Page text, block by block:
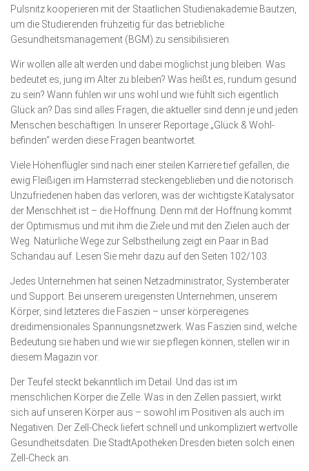
Pulsnitz kooperieren mit der Staatlichen Studienakademie Bautzen,
um die Studierenden frühzeitig für das betriebliche
Gesundheitsmanagement (BGM) zu sensibilisieren.
Wir wollen alle alt werden und dabei möglichst jung bleiben. Was
bedeutet es, jung im Alter zu bleiben? Was heißt es, rundum gesund
zu sein? Wann fühlen wir uns wohl und wie fühlt sich eigentlich
Glück an? Das sind alles Fragen, die aktueller sind denn je und jeden
Menschen beschäftigen. In unserer Reportage „Glück & Wohl­
befinden“ werden diese Fragen beantwortet.
Viele Höhenflügler sind nach einer steilen Karriere tief gefallen, die
ewig Fleißigen im Hamsterrad steckengeblieben und die notorisch
Unzufriedenen haben das verloren, was der wichtigste Katalysator
der Menschheit ist – die Hoffnung. Denn mit der Hoffnung kommt
der Optimismus und mit ihm die Ziele und mit den Zielen auch der
Weg. Natürliche Wege zur Selbstheilung zeigt ein Paar in Bad
Schandau auf. Lesen Sie mehr dazu auf den Seiten 102/103.
Jedes Unternehmen hat seinen Netzadministrator, Systemberater
und Support. Bei unserem ureigensten Unternehmen, unserem
Körper, sind letzteres die Faszien – unser körpereigenes
dreidimensionales Spannungsnetzwerk. Was Faszien sind, welche
Bedeutung sie haben und wie wir sie pflegen können, stellen wir in
diesem Magazin vor.
Der Teufel steckt bekanntlich im Detail. Und das ist im
menschlichen Körper die Zelle. Was in den Zellen passiert, wirkt
sich auf unseren Körper aus – sowohl im Positiven als auch im
Negativen. Der Zell-Check liefert schnell und unkompliziert wertvolle
Gesund­heitsdaten. Die StadtApotheken Dresden bieten solch einen
Zell-Check an.